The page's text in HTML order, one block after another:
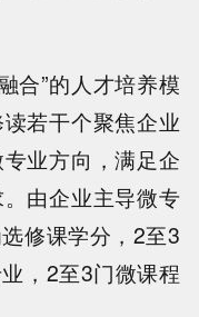
合”的人才培养模
若干个聚焦企业
业方向，满足企
由企业主导微专
修课学分，2至3
，2至3门微课程